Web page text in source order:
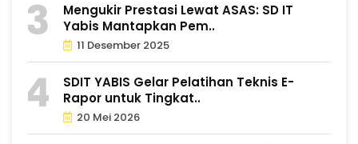
Mengukir Prestasi Lewat ASAS: SD IT
Yabis Mantapkan Pem..
11 Desember 2025
SDIT YABIS Gelar Pelatihan Teknis E-
Rapor untuk Tingkat..
20 Mei 2026